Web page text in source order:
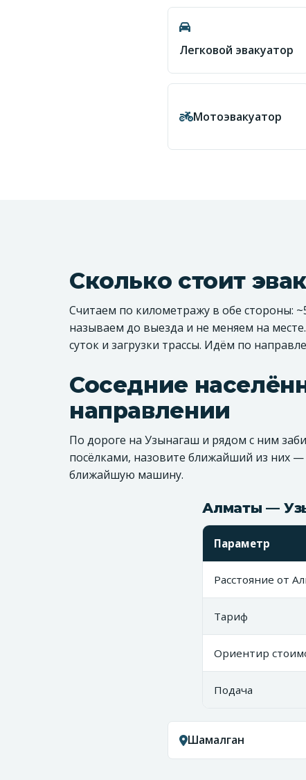
Легковой эвакуатор
Мотоэвакуатор
Сколько стоит
Считаем по километражу в обе стороны:
называем до выезда и не меняем на
суток и загрузки трассы. Идём по
Соседние
направлении
По дороге на Узынагаш и рядом с ним
посёлками, назовите ближайший из них
ближайшую машину.
Алматы —
Параметр
Расстояние от
Тариф
Ориентир
Подача
Шамалган